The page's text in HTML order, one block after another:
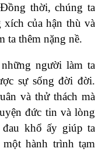
thời, chúng ta
của hận thù và
ta thêm nặng nề.
người làm ta
sự sống đời đời.
và thử thách mà
đức tin và lòng
khổ ấy giúp ta
hành trình tạm